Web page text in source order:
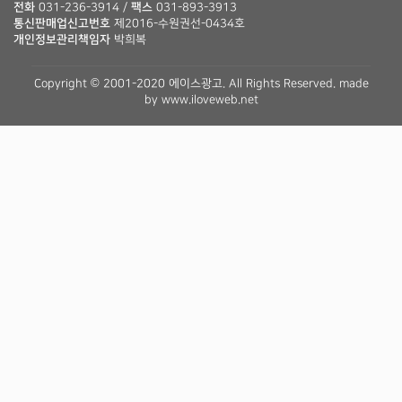
전화 031-236-3914 / 팩스 031-893-3913
통신판매업신고번호 제2016-수원권선-0434호
개인정보관리책임자 박희복
Copyright © 2001-2020 에이스광고. All Rights Reserved. made
by www.iloveweb.net